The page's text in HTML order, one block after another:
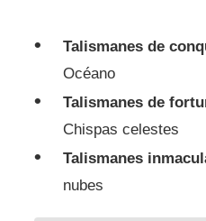
Talismanes de
Océano
Talismanes de
Chispas celestes
Talismanes
nubes